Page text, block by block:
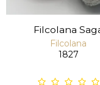
Filcolana
Filcolana
1827